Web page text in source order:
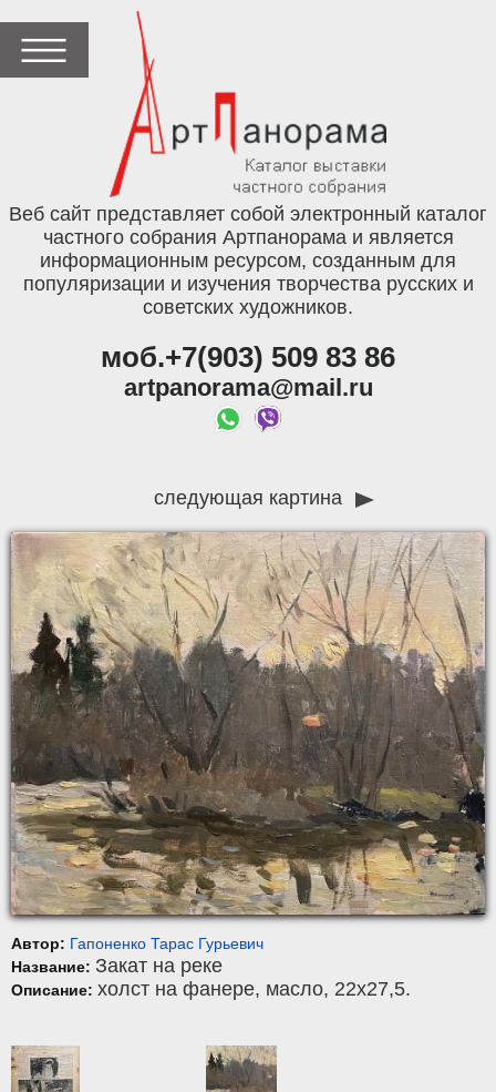
Веб сайт представляет собой электронный каталог
частного собрания Артпанорама и является
информационным ресурсом, созданным для
популяризации и изучения творчества русских и
советских художников.
моб.+7(903) 509 83 86
artpanorama@mail.ru
следующая картина
Автор: Гапоненко Тарас Гурьевич
Название: Закат на реке
Описание: холст на фанере, масло, 22x27,5.